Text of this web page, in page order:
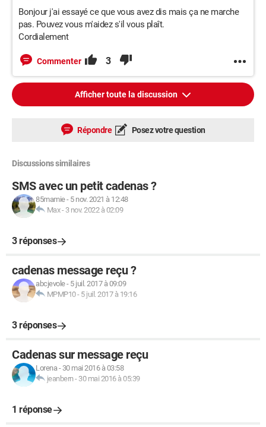
Bonjour j'ai essayé ce que vous avez dis mais ça ne marche
pas. Pouvez vous m'aidez s'il vous plaît.
Cordialement
Commenter 3
Afficher toute la discussion
Répondre Posez votre question
Discussions similaires
SMS avec un petit cadenas ?
85mamie- 5 nov. 2021 à 12:48
Max- 3 nov. 2022 à 02:09
3 réponses
cadenas message reçu ?
abcjevole- 5 juil. 2017 à 09:09
MPMP10- 5 juil. 2017 à 19:16
3 réponses
Cadenas sur message reçu
Lorena- 30 mai 2016 à 03:58
jeanbern- 30 mai 2016 à 05:39
1 réponse